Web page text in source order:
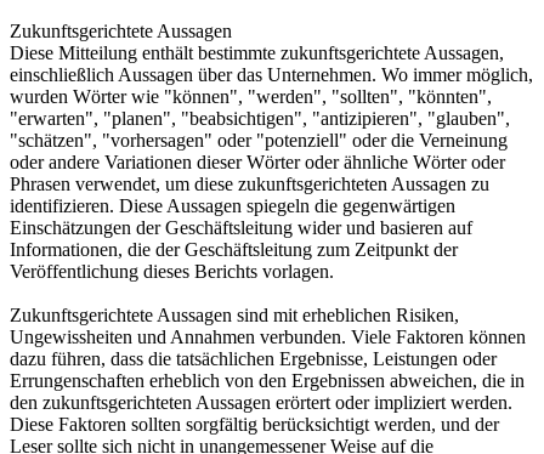
Zukunftsgerichtete Aussagen
Diese Mitteilung enthält bestimmte zukunftsgerichtete Aussagen,
einschließlich Aussagen über das Unternehmen. Wo immer möglich,
wurden Wörter wie "können", "werden", "sollten", "könnten",
"erwarten", "planen", "beabsichtigen", "antizipieren", "glauben",
"schätzen", "vorhersagen" oder "potenziell" oder die Verneinung
oder andere Variationen dieser Wörter oder ähnliche Wörter oder
Phrasen verwendet, um diese zukunftsgerichteten Aussagen zu
identifizieren. Diese Aussagen spiegeln die gegenwärtigen
Einschätzungen der Geschäftsleitung wider und basieren auf
Informationen, die der Geschäftsleitung zum Zeitpunkt der
Veröffentlichung dieses Berichts vorlagen.
Zukunftsgerichtete Aussagen sind mit erheblichen Risiken,
Ungewissheiten und Annahmen verbunden. Viele Faktoren können
dazu führen, dass die tatsächlichen Ergebnisse, Leistungen oder
Errungenschaften erheblich von den Ergebnissen abweichen, die in
den zukunftsgerichteten Aussagen erörtert oder impliziert werden.
Diese Faktoren sollten sorgfältig berücksichtigt werden, und der
Leser sollte sich nicht in unangemessener Weise auf die